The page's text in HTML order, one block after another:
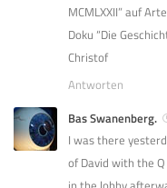
MCMLXXII” auf
Doku “Die
Christof
Antworten
Bas Swanenberg.
I was there
of David with the